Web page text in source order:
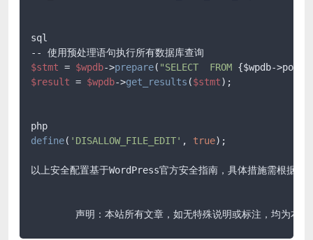
sql
$stmt = $wpdb->prepare( "SELECT  FROM {$wpdb-
$result = $wpdb->get_results ($stmt);
define( 'DISALLOW_FILE_EDIT' , true);
以上安全配置基于WordPress官方安全指南，具体措施需根据
声明：本站所有文章，如无特殊说明或标注，均为本